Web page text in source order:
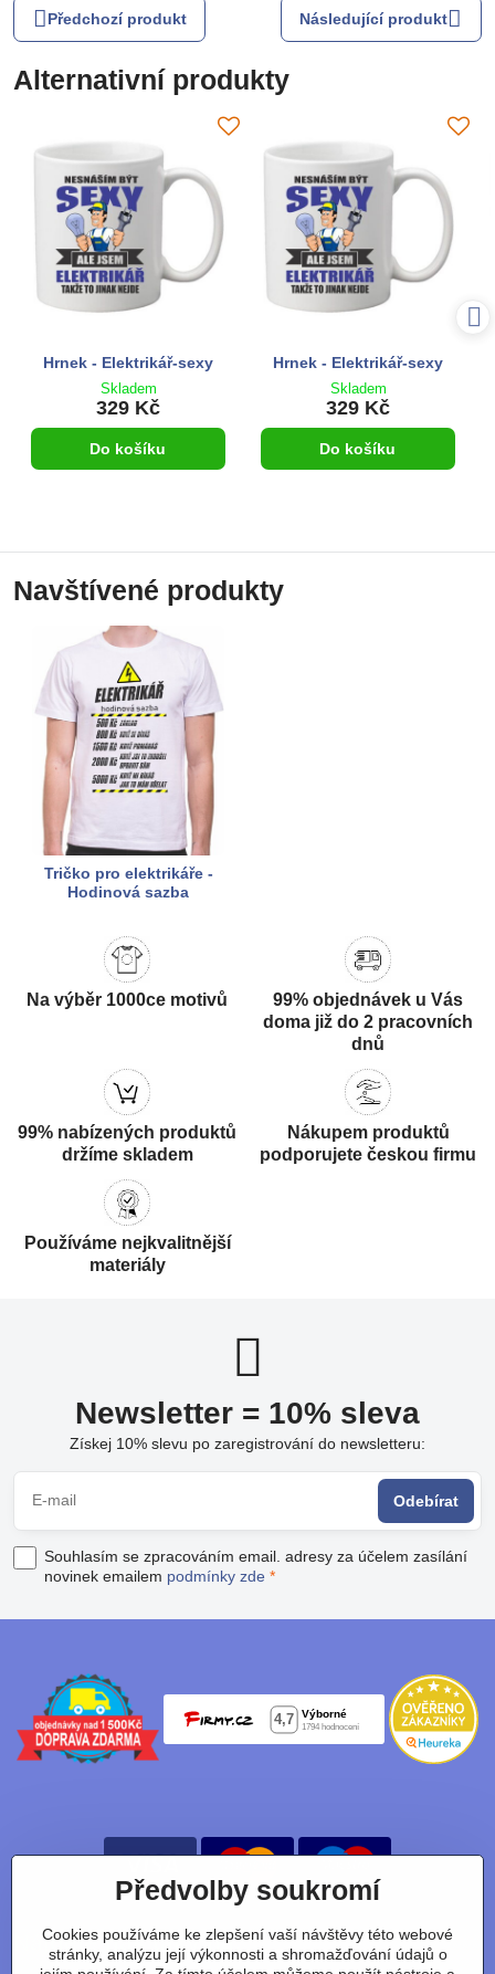
Předchozí produkt Následující produkt
Alternativní produkty
Hrnek - Elektrikář-sexy
Skladem
329 Kč
Do košíku
Hrnek - Elektrikář-sexy
Skladem
329 Kč
Do košíku
Navštívené produkty
Tričko pro elektrikáře -
Hodinová sazba
Na výběr 1000ce motivů
99% objednávek u Vás
doma již do 2 pracovních
dnů
99% nabízených produktů
držíme skladem
Nákupem produktů
podporujete českou firmu
Používáme nejkvalitnější
materiály
Newsletter = 10% sleva
Získej 10% slevu po zaregistrování do newsletteru:
Odebírat
Souhlasím se zpracováním email. adresy za účelem zasílání
novinek emailem podmínky zde *
Nájdete nás taky na:
Předvolby soukromí
Cookies používáme ke zlepšení vaší návštěvy této webové
stránky, analýzu její výkonnosti a shromažďování údajů o